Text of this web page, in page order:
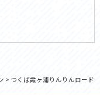
> つくば霞ヶ浦りんりんロード